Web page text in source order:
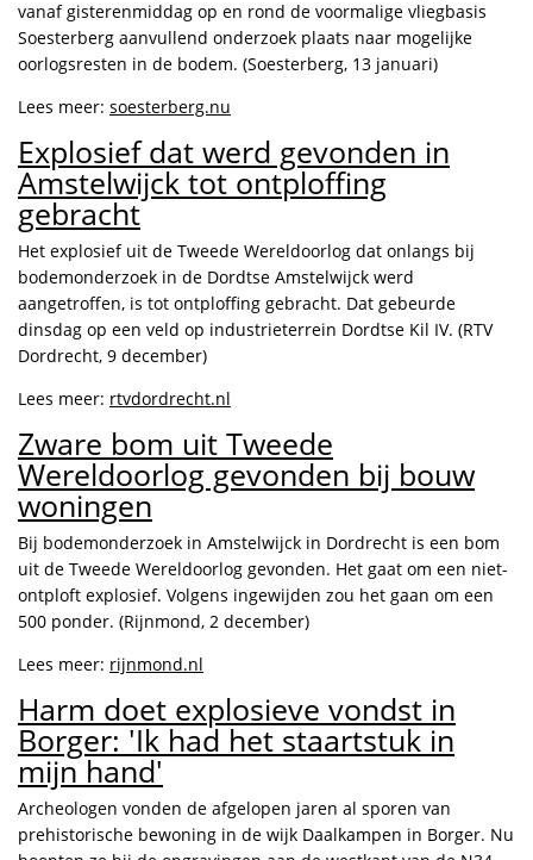
vanaf gisterenmiddag op en rond de voormalige vliegbasis
Soesterberg aanvullend onderzoek plaats naar mogelijke
oorlogsresten in de bodem. (Soesterberg, 13 januari)
Lees meer: soesterberg.nu
Explosief dat werd gevonden in
Amstelwijck tot ontploffing
gebracht
Het explosief uit de Tweede Wereldoorlog dat onlangs bij
bodemonderzoek in de Dordtse Amstelwijck werd
aangetroffen, is tot ontploffing gebracht. Dat gebeurde
dinsdag op een veld op industrieterrein Dordtse Kil IV. (RTV
Dordrecht, 9 december)
Lees meer: rtvdordrecht.nl
Zware bom uit Tweede
Wereldoorlog gevonden bij bouw
woningen
Bij bodemonderzoek in Amstelwijck in Dordrecht is een bom
uit de Tweede Wereldoorlog gevonden. Het gaat om een niet-
ontploft explosief. Volgens ingewijden zou het gaan om een
500 ponder. (Rijnmond, 2 december)
Lees meer: rijnmond.nl
Harm doet explosieve vondst in
Borger: 'Ik had het staartstuk in
mijn hand'
Archeologen vonden de afgelopen jaren al sporen van
prehistorische bewoning in de wijk Daalkampen in Borger. Nu